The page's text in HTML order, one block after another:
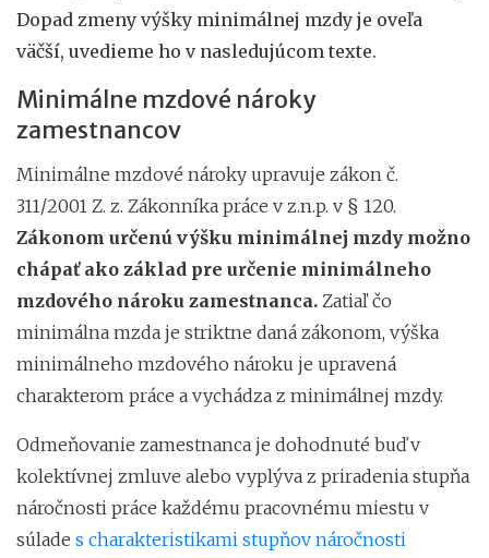
Dopad zmeny výšky minimálnej mzdy je oveľa
väčší, uvedieme ho v nasledujúcom texte.
Minimálne mzdové nároky
zamestnancov
Minimálne mzdové nároky upravuje zákon č.
311/2001 Z. z. Zákonníka práce v z.n.p. v § 120.
Zákonom určenú výšku minimálnej mzdy možno
chápať ako základ pre určenie minimálneho
mzdového nároku zamestnanca. Zatiaľ čo
minimálna mzda je striktne daná zákonom, výška
minimálneho mzdového nároku je upravená
charakterom práce a vychádza z minimálnej mzdy.
Odmeňovanie zamestnanca je dohodnuté buď v
kolektívnej zmluve alebo vyplýva z priradenia stupňa
náročnosti práce každému pracovnému miestu v
súlade s charakteristikami stupňov náročnosti